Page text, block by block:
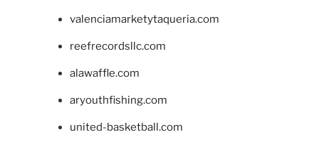
valenciamarketytaqueria.com
reefrecordsllc.com
alawaffle.com
aryouthfishing.com
united-basketball.com